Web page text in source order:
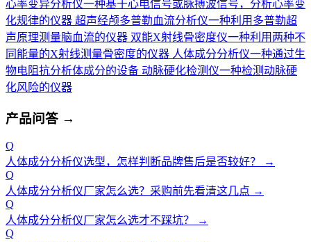
心率变异分析仪一种基于心电信号或脉搏波信号，分析心率变
化规律的仪器 超声经颅多普勒血流分析仪一种利用多普勒超
声原理测量脑血流的仪器 双能X射线骨密度仪一种利用两种不
同能量的X射线测量骨密度的仪器 人体成分分析仪一种通过生
物电阻抗分析体成分的设备 动脉硬化检测仪一种检测动脉硬
化风险的仪器
产品问答 →
Q
人体成分分析仪选型，怎样判断品牌售后是否较好？
→
Q
人体成分分析仪厂家怎么选？采购前先看清这几点 →
Q
人体成分分析仪厂家怎么选才不踩坑？
→
Q